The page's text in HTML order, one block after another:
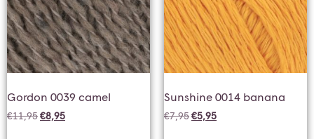
Gordon 0039 camel
€11,95€8,95
Sunshine 0014 banana
€7,95€5,95